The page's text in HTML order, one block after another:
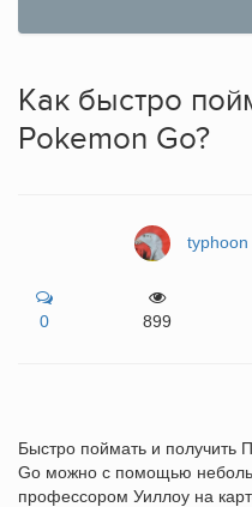
Как быстро
Pokemon Go?
typhoon
0 899
Быстро поймать и получить
Go можно с помощью
профессором Уиллоу на